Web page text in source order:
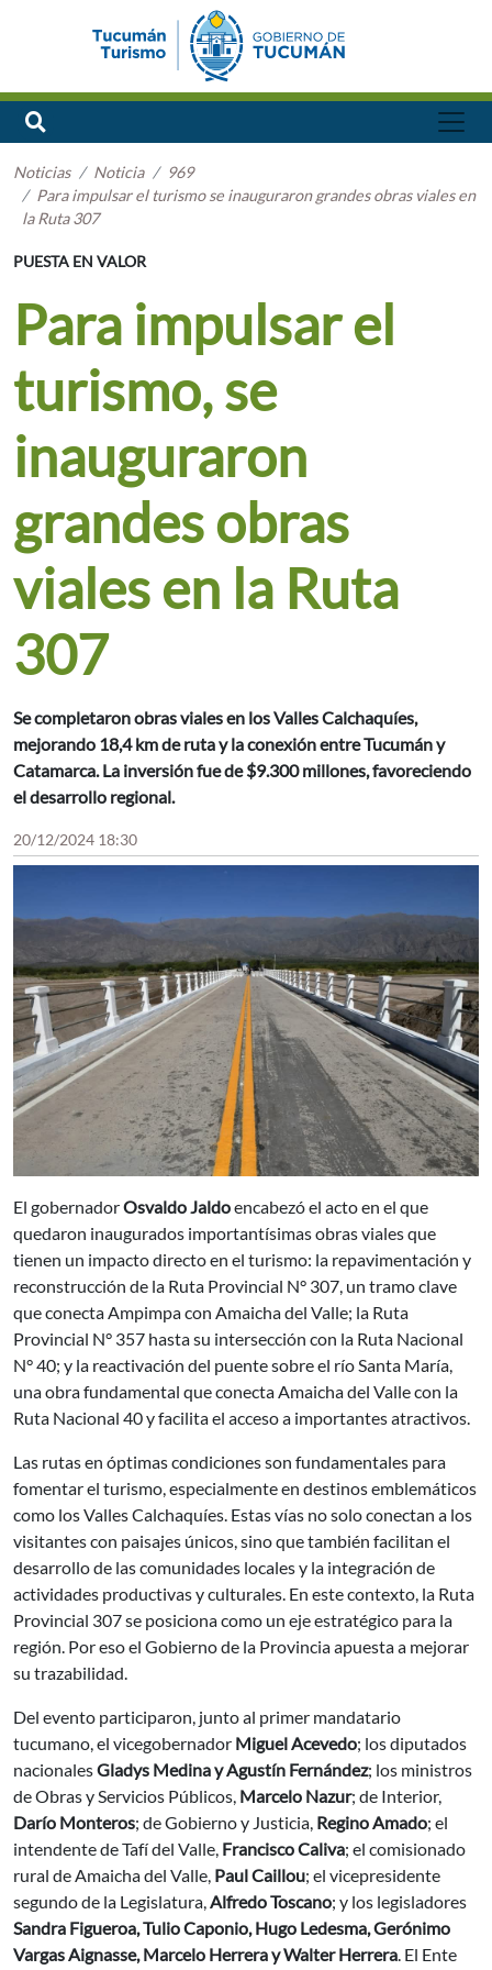
Noticias Noticia
969
Para impulsar el turismo se inauguraron grandes obras viales en
la Ruta 307
PUESTA EN VALOR
Para impulsar el
turismo, se
inauguraron
grandes obras
viales en la Ruta
307
Se completaron obras viales en los Valles Calchaquíes,
mejorando 18,4 km de ruta y la conexión entre Tucumán y
Catamarca. La inversión fue de $9.300 millones, favoreciendo
el desarrollo regional.
20/12/2024 18:30
El gobernadorOsvaldo Jaldoencabezó el acto en el que
quedaron inaugurados importantísimas obras viales que
tienen un impacto directo en el turismo: la repavimentación y
reconstrucción de la Ruta Provincial N° 307, un tramo clave
que conecta Ampimpa con Amaicha del Valle; la Ruta
Provincial N° 357 hasta su intersección con la Ruta Nacional
N° 40; y la reactivación del puente sobre el río Santa María,
una obra fundamental que conecta Amaicha del Valle con la
Ruta Nacional 40 y facilita el acceso a importantes atractivos.
Las rutas en óptimas condiciones son fundamentales para
fomentar el turismo, especialmente en destinos emblemáticos
como los Valles Calchaquíes. Estas vías no solo conectan a los
visitantes con paisajes únicos, sino que también facilitan el
desarrollo de las comunidades locales y la integración de
actividades productivas y culturales. En este contexto, la Ruta
Provincial 307 se posiciona como un eje estratégico para la
región. Por eso el Gobierno de la Provincia apuesta a mejorar
su trazabilidad.
Del evento participaron, junto al primer mandatario
tucumano, el vicegobernador Miguel Acevedo; los diputados
nacionalesGladys Medina y Agustín Fernández; los ministros
de Obras y Servicios Públicos, Marcelo Nazur; de Interior,
Darío Monteros; de Gobierno y Justicia, Regino Amado; el
intendente de Tafí del Valle, Francisco Caliva; el comisionado
rural de Amaicha del Valle, Paul Caillou; el vicepresidente
segundo de la Legislatura,Alfredo Toscano; y los legisladores
Sandra Figueroa, Tulio Caponio, Hugo Ledesma, Gerónimo
Vargas Aignasse, Marcelo Herrera y Walter Herrera. El Ente